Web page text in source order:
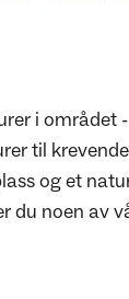
i området
til
og et
du noen av